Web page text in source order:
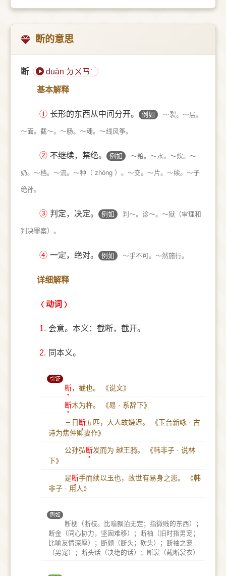
断的意思
断 duàn ㄉㄨㄢˋ
基本解释
① 长形的东西从中间分开。 例如 ～裂。～层。
～面。截～。～肠。～魂。～线风筝。
② 不继续，禁绝。 例如 ～粮。～水。～炊。～
奶。～档。～流。～种（ zhóng ）。～交。～片。～续。～子
绝孙。
③ 判定，决定。 例如 判～。诊～。～狱（审理和
判决罪案）。
④ 一定，绝对。 例如 ～乎不可。～然施行。
详细解释
动词
1. 会意。本义：截断，截开。
2. 同本义。
引证
断，截也。 《说文》
断木为杵。 《易 · 系辞下》
三日 断五匹，大人故嫌迟。
《玉台新咏 · 古
诗为焦仲卿妻作》
公孙弘断发而为 越王骑。
《韩非子 · 说林
下》
是断手而续以玉也，故世有易身之患。
《韩
非子 · 用人》
例如
断梗（断枝。比喻飘泊无定；指微贱的东西）；
断金（同心协力，坚固难移）；断袖（旧时指男宠；
比喻友情深厚）；断颡（断头；砍头）；断袖之宠
（男宠）；断头话（决绝的话）；断裳（截断裳衣）